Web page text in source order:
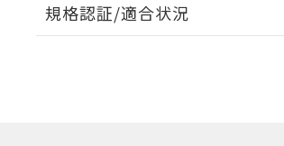
EU RoHS 注意事項・凡例
規格認証/適合状況